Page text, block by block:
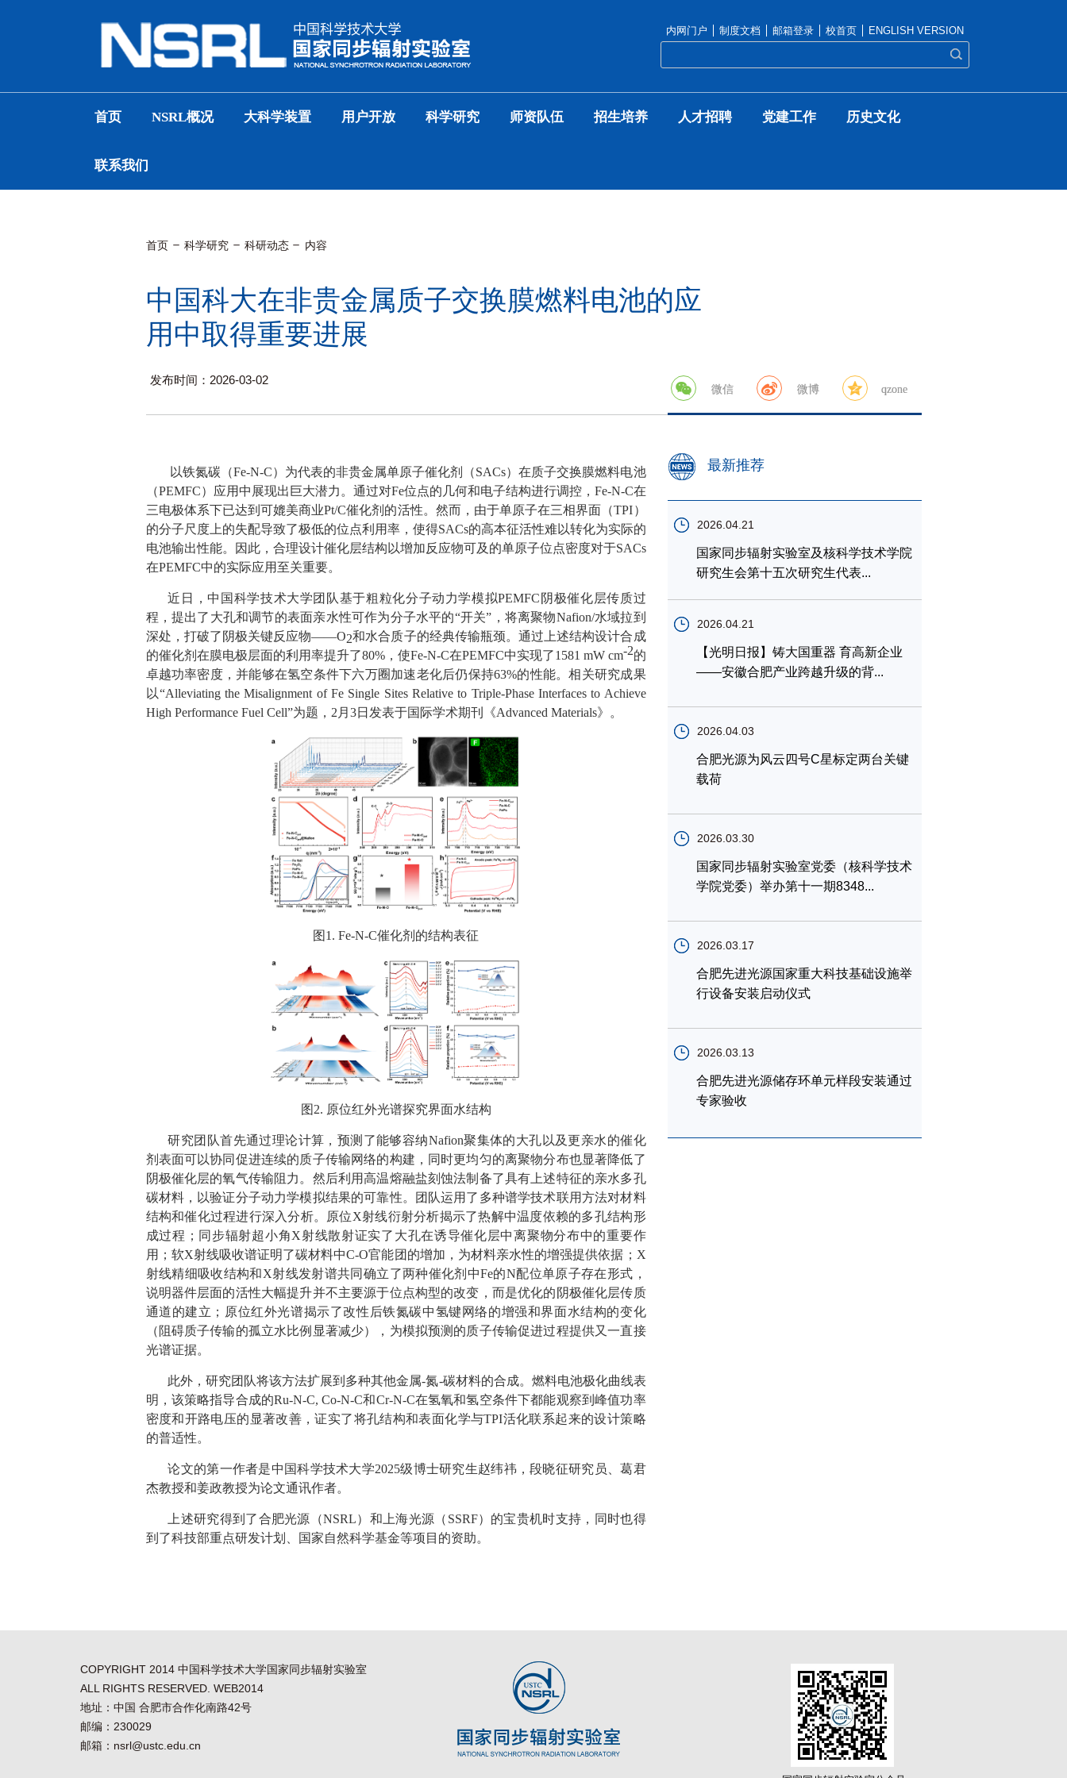
内网门户 制度文档 邮箱登录 校首页 ENGLISH VERSION
首页 NSRL概况 大科学装置 用户开放 科学研究 师资队伍 招生培养 人才招聘 党建工作 历史文化
联系我们
首页 科学研究 科研动态 内容
中国科大在非贵金属质子交换膜燃料电池的应
用中取得重要进展
发布时间：2026-03-02
微信 微博 qzone
最新推荐
2026.04.21
国家同步辐射实验室及核科学技术学院
研究生会第十五次研究生代表...
2026.04.21
【光明日报】铸大国重器 育高新企业
——安徽合肥产业跨越升级的背...
2026.04.03
合肥光源为风云四号C星标定两台关键
载荷
2026.03.30
国家同步辐射实验室党委（核科学技术
学院党委）举办第十一期8348...
2026.03.17
合肥先进光源国家重大科技基础设施举
行设备安装启动仪式
2026.03.13
合肥先进光源储存环单元样段安装通过
专家验收
以铁氮碳（Fe-N-C）为代表的非贵金属单原子催化剂（SACs）在质子交换膜燃料电池
（PEMFC）应用中展现出巨大潜力。通过对Fe位点的几何和电子结构进行调控， Fe-N-C在
三电极体系下已达到可媲美商业Pt/C催化剂的活性。然而，由于单原子在三相界面（TPI）
的分子尺度上的失配导致了极低的位点利用率，使得SACs的高本征活性难以转化为实际的
电池输出性能。因此，合理设计催化层结构以增加反应物可及的单原子位点密度对于SACs
在PEMFC中的实际应用至关重要。
近日，中国科学技术大学团队基于粗粒化分子动力学模拟PEMFC 阴极催化层传质过
程，提出了大孔和调节的表面亲水性可作为分子水平的“开关”，将离聚物Nafion/水域拉到
深处，打破了阴极关键反应物——O2和水合质子的经典传输瓶颈。通过上述结构设计合成
的催化剂在膜电极层面的利用率提升了80%，使Fe-N-C在PEMFC中实现了1581 mW cm-2的
卓越功率密度，并能够在氢空条件下六万圈加速老化后仍保持63%的性能。相关研究成果
以“Alleviating the Misalignment of Fe Single Sites Relative to Triple-Phase Interfaces to Achieve
High Performance Fuel Cell”为题， 2 月 3日发表于国际学术期刊《Advanced Materials》。
图 1. Fe-N-C催化剂的结构表征
图 2. 原位红外光谱探究界面水结构
研究团队首先通过理论计算，预测了能够容纳Nafion聚集体的大孔以及更亲水的催化
剂表面可以协同促进连续的质子传输网络的构建，同时更均匀的离聚物分布也显著降低了
阴极催化层的氧气传输阻力。然后利用高温熔融盐刻蚀法制备了具有上述特征的亲水多孔
碳材料，以验证分子动力学模拟结果的可靠性。团队运用了多种谱学技术联用方法对材料
结构和催化过程进行深入分析。原位X射线衍射分析揭示了热解中温度依赖的多孔结构形
成过程；同步辐射超小角X射线散射证实了大孔在诱导催化层中离聚物分布中的重要作
用；软X射线吸收谱证明了碳材料中C-O官能团的增加，为材料亲水性的增强提供依据； X
射线精细吸收结构和X射线发射谱共同确立了两种催化剂中Fe的N配位单原子存在形式，
说明器件层面的活性大幅提升并不主要源于位点构型的改变，而是优化的阴极催化层传质
通道的建立；原位红外光谱揭示了改性后铁氮碳中氢键网络的增强和界面水结构的变化
（阻碍质子传输的孤立水比例显著减少），为模拟预测的质子传输促进过程提供又一直接
光谱证据。
此外，研究团队将该方法扩展到多种其他金属-氮-碳材料的合成。燃料电池极化曲线表
明，该策略指导合成的Ru-N-C, Co-N-C和Cr-N-C在氢氧和氢空条件下都能观察到峰值功率
密度和开路电压的显著改善，证实了将孔结构和表面化学与TPI活化联系起来的设计策略
的普适性。
论文的第一作者是中国科学技术大学2025级博士研究生赵纬祎，段晓征研究员、葛君
杰教授和姜政教授为论文通讯作者。
上述研究得到了合肥光源（NSRL）和上海光源（ SSRF）的宝贵机时支持，同时也得
到了科技部重点研发计划、国家自然科学基金等项目的资助。
COPYRIGHT 2014 中国科学技术大学国家同步辐射实验室
ALL RIGHTS RESERVED. WEB2014
地址：中国 合肥市合作化南路42号
邮编：230029
邮箱：nsrl@ustc.edu.cn